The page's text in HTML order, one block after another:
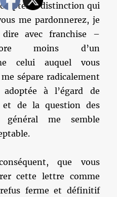
la distinction qui
me pardonnerez, je
avec franchise –
moins d’un
celui auquel vous
sépare radicalement
à l’égard de
et de la question des
général me semble
que vous
cette lettre comme
ferme et définitif